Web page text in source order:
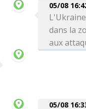
05/08
dans la
aux
05/08